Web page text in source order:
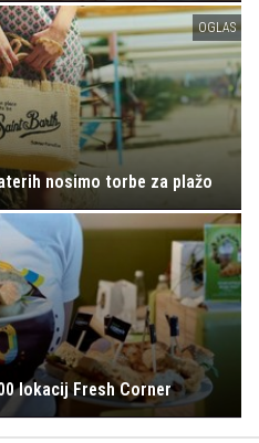
OGLAS
nosimo torbe za plažo
lokacij Fresh Corner